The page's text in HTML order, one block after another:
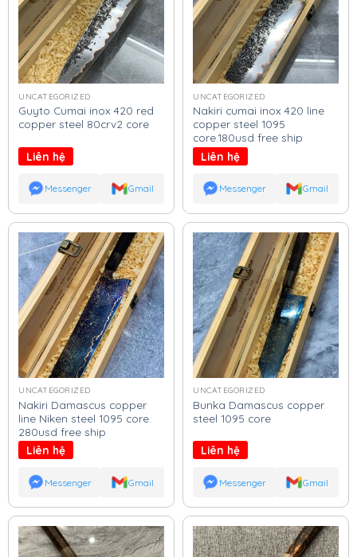
UNCATEGORIZED
Guyto Cumai inox 420 red
copper steel 80crv2 core
Liên hệ
Messenger Gmail
UNCATEGORIZED
Nakiri cumai inox 420 line
copper steel 1095
core.180usd free ship
Liên hệ
Messenger Gmail
UNCATEGORIZED
Nakiri Damascus copper
line Niken steel 1095 core.
280usd free ship
Liên hệ
Messenger Gmail
UNCATEGORIZED
Bunka Damascus copper
steel 1095 core
Liên hệ
Messenger Gmail